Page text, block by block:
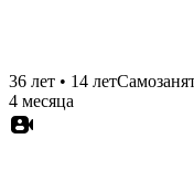
36 лет • 14 лет
4 месяца